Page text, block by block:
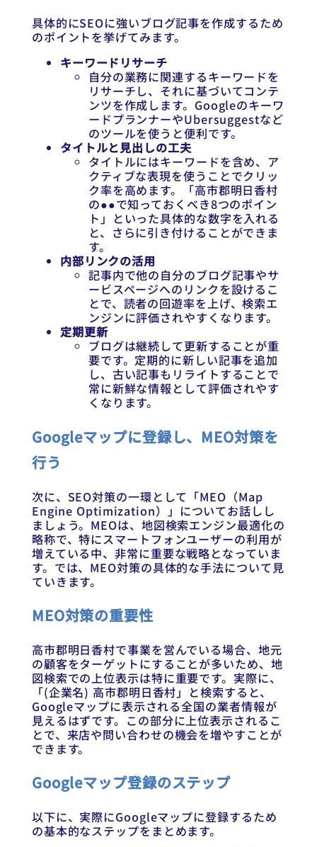
具体的にSEOに強いブログ記事を作成するため
のポイントを挙げてみます。
キーワードリサーチ
自分の業務に関連するキーワードを
リサーチし、それに基づいてコンテ
ンツを作成します。Googleのキーワ
ードプランナーやUbersuggestなど
のツールを使うと便利です。
タイトルと見出しの工夫
タイトルにはキーワードを含め、ア
クティブな表現を使うことでクリッ
ク率を高めます。「高市郡明日香村
の●●で知っておくべき8つのポイン
ト」といった具体的な数字を入れる
と、さらに引き付けることができま
す。
内部リンクの活用
記事内で他の自分のブログ記事やサ
ービスページへのリンクを設けるこ
とで、読者の回遊率を上げ、検索エ
ンジンに評価されやすくなります。
定期更新
ブログは継続して更新することが重
要です。定期的に新しい記事を追加
し、古い記事もリライトすることで
常に新鮮な情報として評価されやす
くなります。
Googleマップに登録し、MEO対策を
行う
次に、SEO対策の一環として「MEO（Map
Engine Optimization）」についてお話しし
ましょう。MEOは、地図検索エンジン最適化の
略称で、特にスマートフォンユーザーの利用が
増えている中、非常に重要な戦略となっていま
す。では、MEO対策の具体的な手法について見
ていきます。
MEO対策の重要性
高市郡明日香村で事業を営んでいる場合、地元
の顧客をターゲットにすることが多いため、地
図検索での上位表示は特に重要です。実際に、
「(企業名) 高市郡明日香村」と検索すると、
Googleマップに表示される全国の業者情報が
見えるはずです。この部分に上位表示されるこ
とで、来店や問い合わせの機会を増やすことが
できます。
Googleマップ登録のステップ
以下に、実際にGoogleマップに登録するため
の基本的なステップをまとめます。